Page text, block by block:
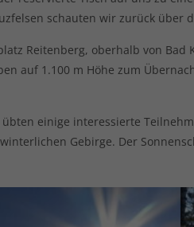
schauten wir zurück über
Reitenberg, oberhalb von
auf 1.100 m Höhe zum
einige interessierte
Gebirge. Der